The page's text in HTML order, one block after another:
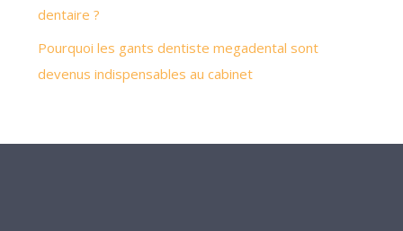
dentaire ?
Pourquoi les gants dentiste megadental sont
devenus indispensables au cabinet